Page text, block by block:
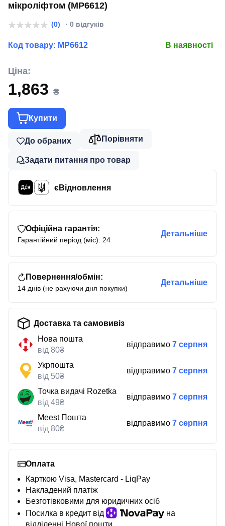
мікроліфтом (MP6612)
(0) · 0 відгуків
Код товару: MP6612 В наявності
Ціна:
1,863 ₴
Купити
До обраних Порівняти
Задати питання про товар
єВідновлення
Офіційна гарантія:
Гарантійний період (міс): 24
Детальніше
Повернення/обмін:
14 днів (не рахуючи дня покупки)
Детальніше
Доставка та самовивіз
Нова пошта
від 80₴
відправимо 7 серпня
Укрпошта
від 50₴
відправимо 7 серпня
Точка видачі Rozetka
від 49₴
відправимо 7 серпня
Meest Пошта
від 80₴
відправимо 7 серпня
Оплата
Карткою Visa, Mastercard - LiqPay
Накладений платіж
Безготівковими для юридичних осіб
Посилка в кредит від
на
відділенні Нової пошти